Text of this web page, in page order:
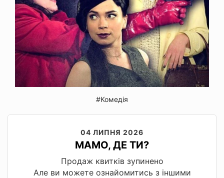
#Комедія
04 ЛИПНЯ 2026
МАМО, ДЕ ТИ?
Продаж квитків зупинено
Але ви можете ознайомитись з іншими